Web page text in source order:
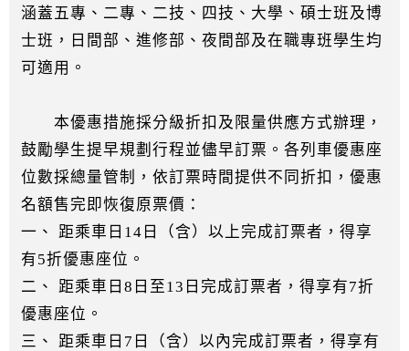
涵蓋五專、二專、二技、四技、大學、碩士班及博
士班，日間部、進修部、夜間部及在職專班學生均
可適用。
本優惠措施採分級折扣及限量供應方式辦理，
鼓勵學生提早規劃行程並儘早訂票。各列車優惠座
位數採總量管制，依訂票時間提供不同折扣，優惠
名額售完即恢復原票價：
一、 距乘車日14日（含）以上完成訂票者，得享
有5折優惠座位。
二、 距乘車日8日至13日完成訂票者，得享有7折
優惠座位。
三、 距乘車日7日（含）以內完成訂票者，得享有